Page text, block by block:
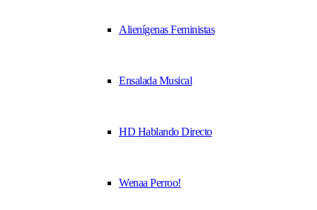
Alienígenas Feministas
Ensalada Musical
HD Hablando Directo
Wenaa Perroo!